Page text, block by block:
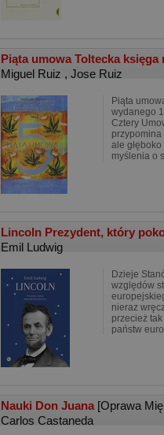
Piąta umowa Toltecka
Miguel Ruiz , Jose Ruiz
Piąta
wydanego
Cztery
przypomina
ale
myślenia o
Lincoln Prezydent, który
Emil Ludwig
Dzieje
względów
nieraz
przecież
państw
Nauki Don Juana [Oprawa
Carlos Castaneda